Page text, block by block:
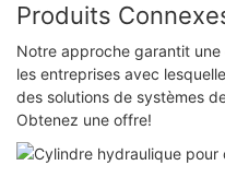
Produits
Notre approche garantit
les entreprises avec
des solutions de systèmes
Obtenez une offre!